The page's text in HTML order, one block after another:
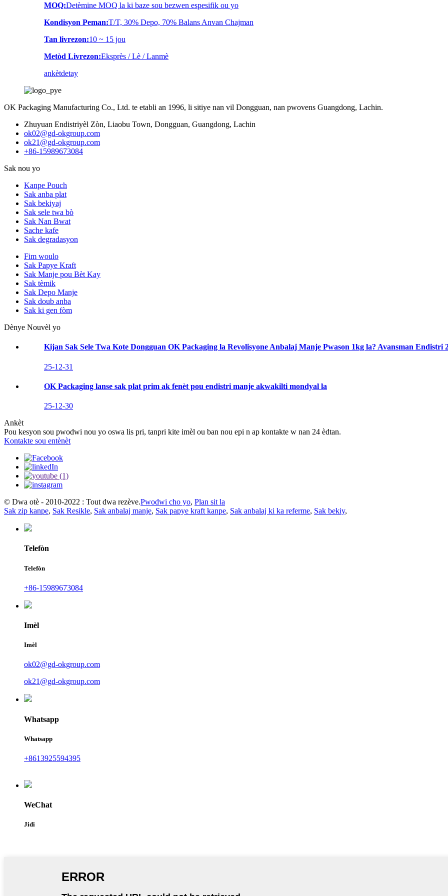
MOQ:Detèmine MOQ la ki baze sou bezwen espesifik ou yo
Kondisyon Peman:T/T, 30% Depo, 70% Balans Anvan Chajman
Tan livrezon:10 ~ 15 jou
Metòd Livrezon:Eksprès / Lè / Lanmè
ankètdetay
OK Packaging Manufacturing Co., Ltd. te etabli an 1996, li sitiye nan vil Dongguan, nan pwovens Guangdong, Lachin.
Zhuyuan Endistriyèl Zòn, Liaobu Town, Dongguan, Guangdong, Lachin
ok02@gd-okgroup.com
ok21@gd-okgroup.com
+86-15989673084
Sak nou yo
Kanpe Pouch
Sak anba plat
Sak bekiyaj
Sak sele twa bò
Sak Nan Bwat
Sache kafe
Sak degradasyon
Fim woulo
Sak Papye Kraft
Sak Manje pou Bèt Kay
Sak tèmik
Sak Depo Manje
Sak doub anba
Sak ki gen fòm
Dènye Nouvèl yo
Kijan Sak Sele Twa Kote Dongguan OK Packaging la Revolisyone Anbalaj Manje Pwason 1kg la? Avansman Endistri
25-12-31
OK Packaging lanse sak plat prim ak fenèt pou endistri manje akwakilti mondyal la
25-12-30
Ankèt
Pou kesyon sou pwodwi nou yo oswa lis pri, tanpri kite imèl ou ban nou epi n ap kontakte w nan 24 èdtan.
Kontakte sou entènèt
© Dwa otè - 2010-2022 : Tout dwa rezève.Pwodwi cho yo, Plan sit la
Sak zip kanpe, Sak Resikle, Sak anbalaj manje, Sak papye kraft kanpe, Sak anbalaj ki ka referme, Sak bekiy,
Telefòn
Telefòn
+86-15989673084
Imèl
Imèl
ok02@gd-okgroup.com
ok21@gd-okgroup.com
Whatsapp
Whatsapp
+8613925594395
WeChat
Jidi